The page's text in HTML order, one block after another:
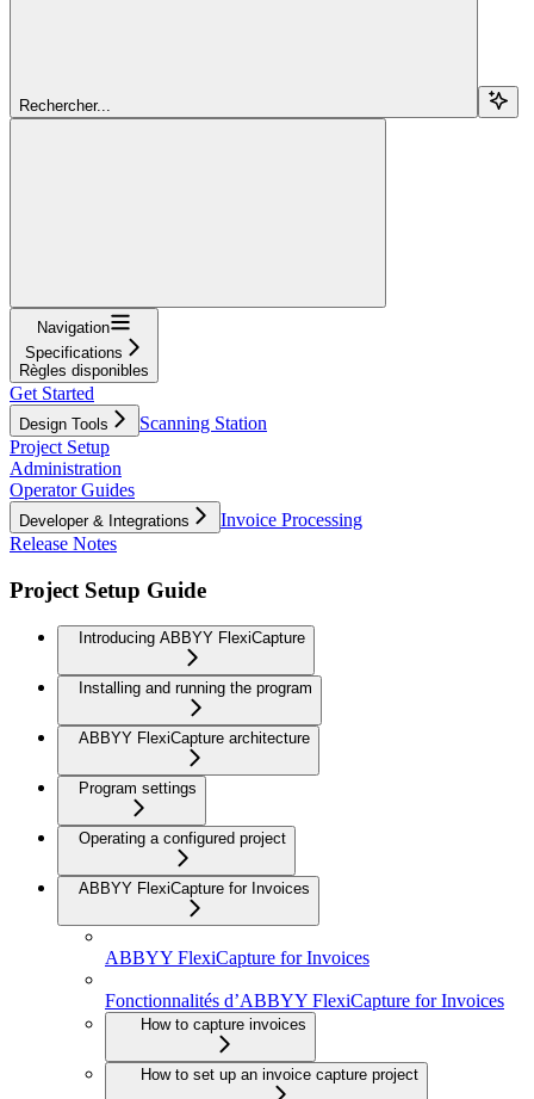
Rechercher...
Navigation
Specifications
Règles disponibles
Get Started
Design Tools
Scanning Station
Project Setup
Administration
Operator Guides
Developer & Integrations
Invoice Processing
Release Notes
Project Setup Guide
Introducing ABBYY FlexiCapture
Installing and running the program
ABBYY FlexiCapture architecture
Program settings
Operating a configured project
ABBYY FlexiCapture for Invoices
ABBYY FlexiCapture for Invoices
Fonctionnalités d’ABBYY FlexiCapture for Invoices
How to capture invoices
How to set up an invoice capture project